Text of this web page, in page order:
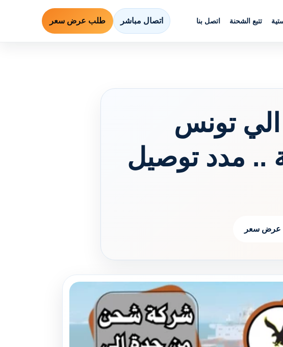
تتبع الشحنة اتصل بنا اتصال مباشر طلب عرض سعر
تونس
مرنة .. مدد توصيل
سعر